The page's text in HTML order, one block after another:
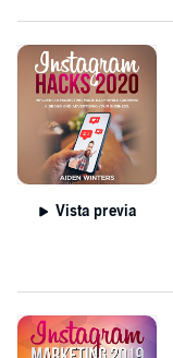
Vista previa